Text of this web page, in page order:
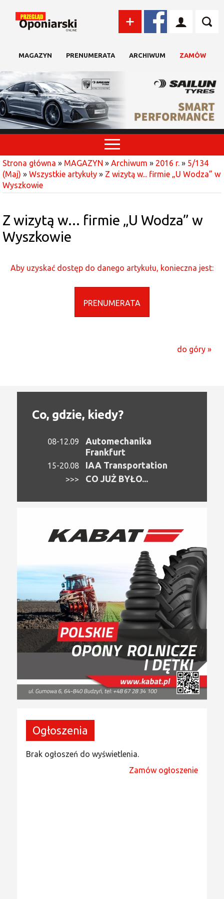
MAGAZYN PRENUMERATA ARCHIWUM ZAMÓW
Strona główna » MAGAZYN » Archiwum » 2016 r. » 5/134
(Maj) » Wszystkie artykuły » Z wizytą w... firmie „U Wodza” w
Wyszkowie
Z wizytą w... firmie „U Wodza” w
Wyszkowie
Aby uzyskać dostęp do danego artykułu, konieczna jest:
PRENUMERATA
do góry »
Co, gdzie, kiedy?
08-12.09
Automechanika
Frankfurt
15-20.08 IAA Transportation
>>> CO JUŻ BYŁO...
Ogłoszenia
Brak ogłoszeń do wyświetlenia.
Zamów ogłoszenie